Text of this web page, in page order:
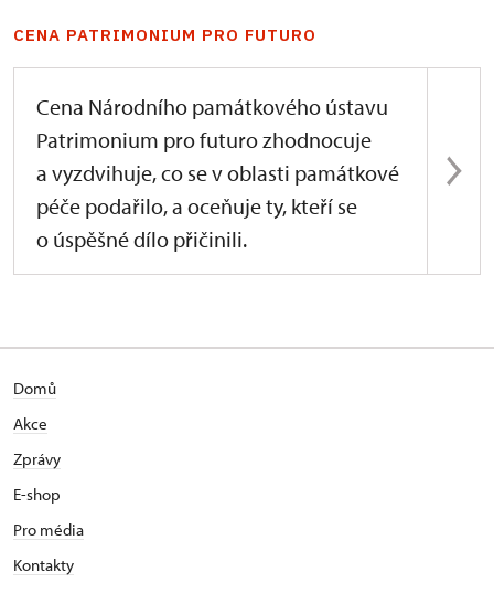
CENA PATRIMONIUM PRO FUTURO
Cena Národního památkového ústavu
Patrimonium pro futuro zhodnocuje
a vyzdvihuje, co se v oblasti památkové
péče podařilo, a oceňuje ty, kteří se
o úspěšné dílo přičinili.
Domů
Akce
Zprávy
E-shop
Pro média
Kontakty